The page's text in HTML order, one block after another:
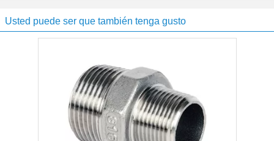
Usted puede ser que también tenga gusto